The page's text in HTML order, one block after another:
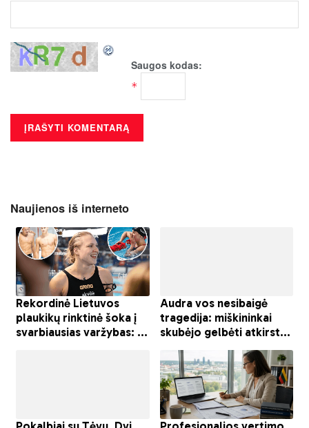
Saugos kodas:
*
Naujienos iš interneto